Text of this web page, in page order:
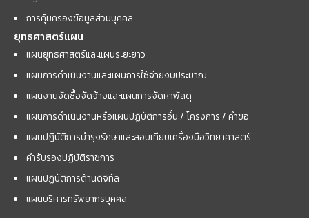
การคุ้มครองข้อมูลส่วนบุคคล
ยุทธศาสตร์แผน
แผนยุทธศาสตร์และแผนระยะยาว
แผนการดำเนินงานและแผนการใช้จ่ายงบประมาณ
แผนงานจัดซื้อจัดจ้างและแผนการจัดหาพัสดุ
แผนการดำเนินงานหรือแผนปฏิบัติการอื่น / โครงการ / คำขอ
แผนปฏิบัติการบำรุงรักษาและสอบเทียบเครื่องมือวิทยาศาสตร์
คำรับรองปฏิบัติราชการ
แผนปฏิบัติการด้านดิจิทัล
แผนบริหารทรัพยากรบุคคล